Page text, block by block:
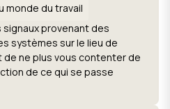
monde du travail
signaux provenant des
systèmes sur le lieu de
de ne plus vous contenter de
de ce qui se passe